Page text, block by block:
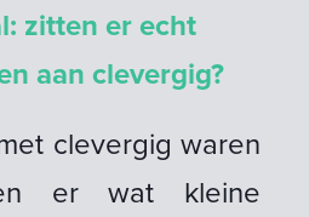
zitten er echt
aan clevergig?
clevergig waren
er wat kleine